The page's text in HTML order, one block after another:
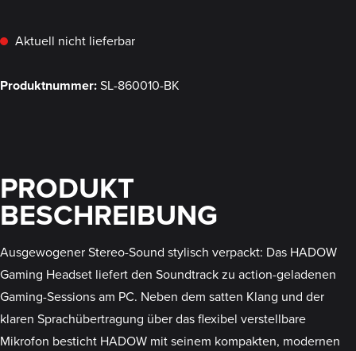
Aktuell nicht lieferbar
Produktnummer:SL-860010-BK
PRODUKT
BESCHREIBUNG
Ausgewogener Stereo-Sound stylisch verpackt: Das HADOW
Gaming Headset liefert den Soundtrack zu action-geladenen
Gaming-Sessions am PC. Neben dem satten Klang und der
klaren Sprachübertragung über das flexibel verstellbare
Mikrofon besticht HADOW mit seinem kompakten, modernen